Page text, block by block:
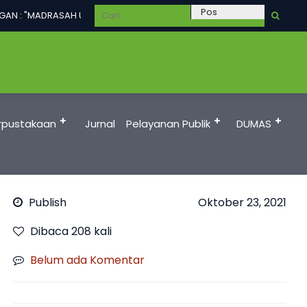
: "MADRASAH UNGGUL DALAM PRESTASI, TERAMPIL, BERAKHLAKUL
Jurnal Pelayanan Publik DUMAS
Publish
Oktober 23, 2021
Dibaca 208 kali
Belum ada Komentar